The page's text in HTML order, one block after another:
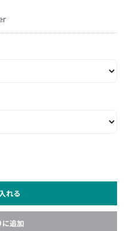
れる
に追加